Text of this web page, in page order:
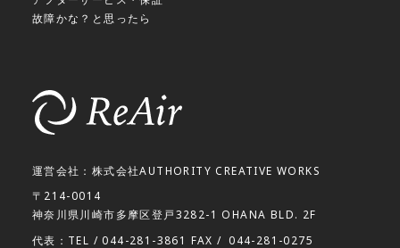
故障かな？と思ったら
運営会社：株式会社AUTHORITY CREATIVE WORKS
〒214-0014
神奈川県川崎市多摩区登戸3282-1 OHANA BLD. 2F
代表：TEL / 044-281-3861 FAX / 044-281-0275